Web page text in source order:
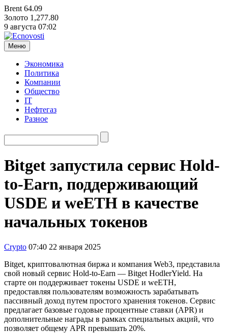
Brent 64.09
Золото 1,277.80
9 августа 07:02
Меню
Экономика
Политика
Компании
Общество
IT
Нефтегаз
Разное
Bitget запустила сервис Hold-
to-Earn, поддерживающий
USDE и weETH в качестве
начальных токенов
Crypto 07:40 22 января 2025
Bitget, криптовалютная биржа и компания Web3, представила
свой новый сервис Hold-to-Earn — Bitget HodlerYield. На
старте он поддерживает токены USDE и weETH,
предоставляя пользователям возможность зарабатывать
пассивный доход путем простого хранения токенов. Сервис
предлагает базовые годовые процентные ставки (APR) и
дополнительные награды в рамках специальных акций, что
позволяет общему APR превышать 20%.